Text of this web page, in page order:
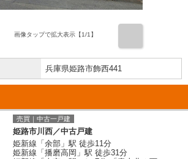
画像タップで拡大表示【1/1】
兵庫県姫路市飾西441
売買｜中古一戸建
姫路市川西／中古戸建
姫新線「余部」駅 徒歩11分
姫新線「播磨高岡」駅 徒歩31分